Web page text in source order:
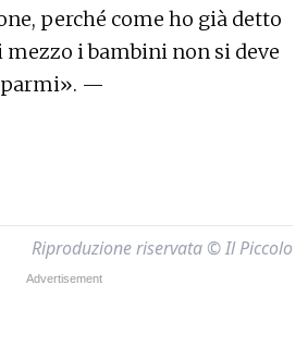
perché come ho già detto
mezzo i bambini non si deve
—
Riproduzione riservata © Il Piccolo